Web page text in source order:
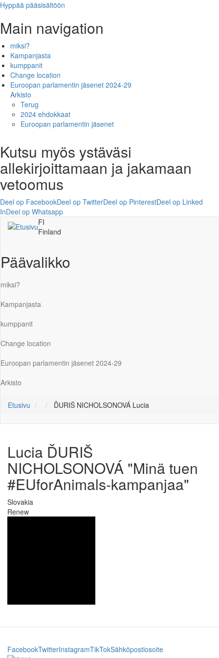
Hyppää pääsisältöön
Main navigation
miksi?
Kampanjasta
kumppanit
Change location
Euroopan parlamentin jäsenet 2024-29
Arkisto
Terug
2024 ehdokkaat
Euroopan parlamentin jäsenet
Kutsu myös ystäväsi
allekirjoittamaan ja jakamaan
vetoomus
Deel op FacebookDeel op TwitterDeel op PinterestDeel op Linked
InDeel op Whatsapp
FI
Finland
Päävalikko
miksi?
Kampanjasta
kumppanit
Change location
Euroopan parlamentin jäsenet 2024-29
Arkisto
Etusivu ĎURIŠ NICHOLSONOVÁ Lucia
Lucia ĎURIŠ
NICHOLSONOVÁ "Minä tuen
#EUforAnimals-kampanjaa"
Slovakia
Renew
FacebookTwitterInstagramTikTokSähköpostiosoite